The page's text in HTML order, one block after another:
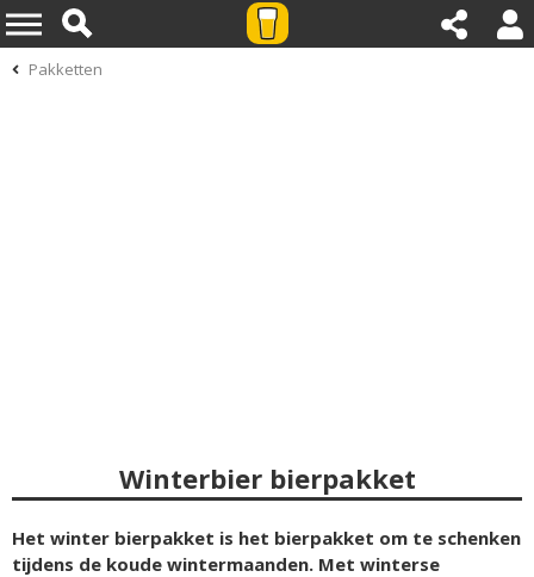
Pakketten
Winterbier bierpakket
Het winter bierpakket is het bierpakket om te schenken
tijdens de koude wintermaanden. Met winterse